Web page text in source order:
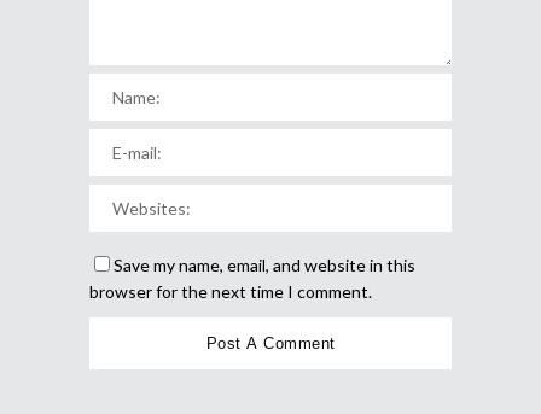
Save my name, email, and website in this
browser for the next time I comment.